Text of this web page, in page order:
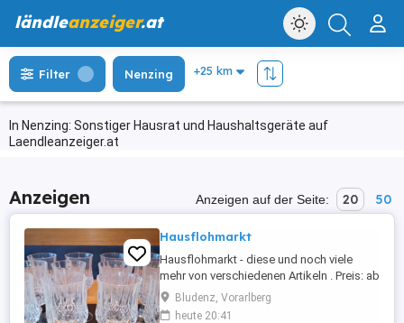
ländleanzeiger.at
In Nenzing: Sonstiger Hausrat und Haushaltsgeräte auf
Laendleanzeiger.at
Filter Nenzing
Anzeigen Anzeigen auf der Seite: 20 50
Hausflohmarkt
Hausflohmarkt - diese und noch viele
mehr von verschiedenen Artikeln . Preis: ab
10,-Bludenz, Vorarlberg
heute 20:41